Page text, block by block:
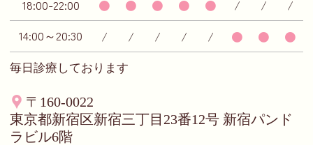
18:00-22:00
● ● ● ● ● / /
/
14:00～20:30
/ / / / / ● ● ●
毎日診療しております
〒160-0022
東京都新宿区新宿三丁目23番12号 新宿パンド
ラビル6階